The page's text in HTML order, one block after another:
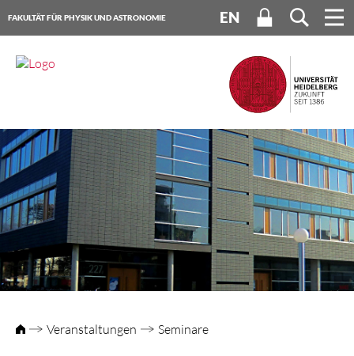
FAKULTÄT FÜR PHYSIK UND ASTRONOMIE
UNIVERSITÄT HEIDELBERG
EN
Veranstaltungen Seminare